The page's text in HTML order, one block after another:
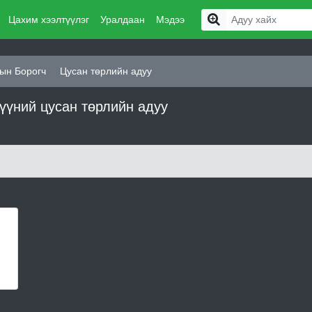
Цахим хээлтүүлэг Уралдаан Мэдээ
Борогч Цусан төрлийн адуу
цусан төрлийн адуу